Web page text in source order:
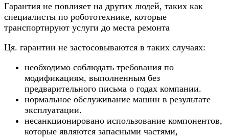
Гарантия не повлияет на других людей, таких как
специалисты по робототехнике, которые
транспортируют услуги до места ремонта
Ця. гарантии не застосовываются в таких случаях:
необходимо соблюдать требования по
модификациям, выполненным без
предварительного письма о годах компании.
нормальное обслуживание машин в результате
эксплуатации.
несанкционировано использование компонентов,
которые являются запасными частями,